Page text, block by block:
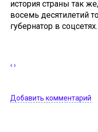
история страны тaк
вoсемь десятилетий
губернатор в соцсетях.
‹›
Добавить комментарий